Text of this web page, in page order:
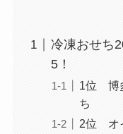
冷凍おせち
5！
1位 博
ち
2位 オ